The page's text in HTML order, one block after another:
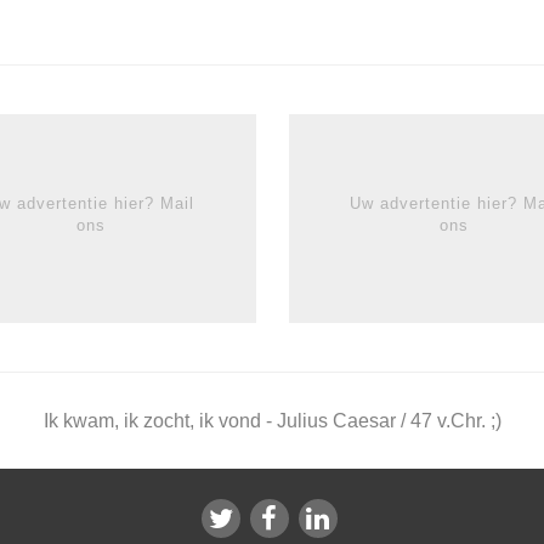
advertentie hier? Mail
ons
Uw advertentie hier?
ons
Ik kwam, ik zocht, ik vond - Julius Caesar / 47 v.Chr. ;)